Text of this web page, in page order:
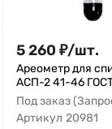
5 260 ₽/шт.
Ареометр для
АСП-2 41-46
Под заказ
Артикул 20981